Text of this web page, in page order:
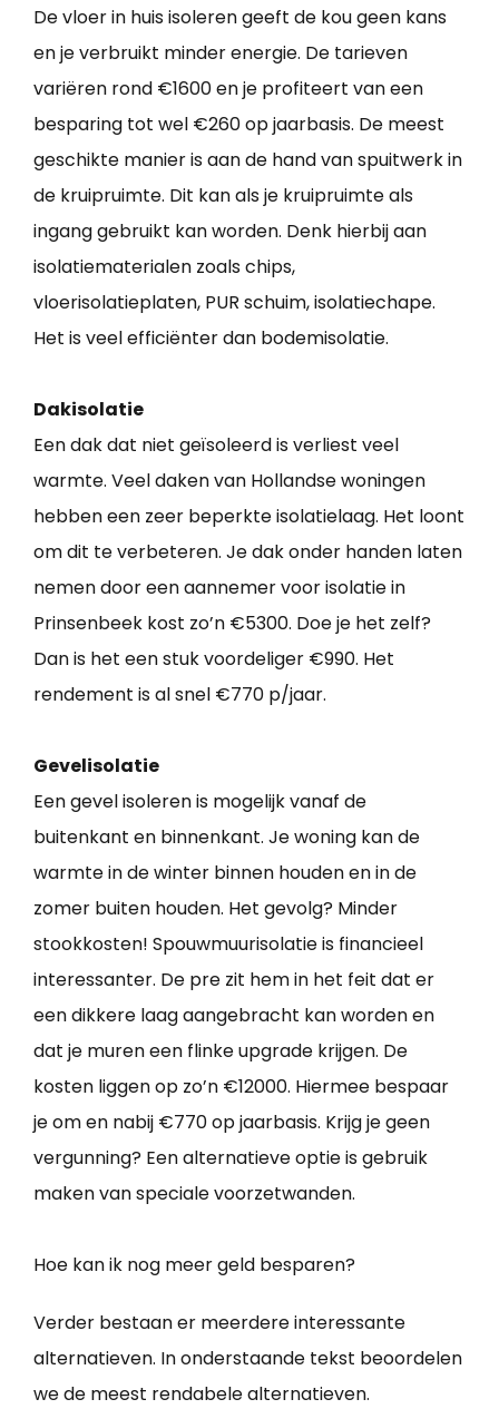
De vloer in huis isoleren geeft de kou geen kans
en je verbruikt minder energie. De tarieven
variëren rond €1600 en je profiteert van een
besparing tot wel €260 op jaarbasis. De meest
geschikte manier is aan de hand van spuitwerk in
de kruipruimte. Dit kan als je kruipruimte als
ingang gebruikt kan worden. Denk hierbij aan
isolatiematerialen zoals chips,
vloerisolatieplaten, PUR schuim, isolatiechape.
Het is veel efficiënter dan bodemisolatie.
Dakisolatie
Een dak dat niet geïsoleerd is verliest veel
warmte. Veel daken van Hollandse woningen
hebben een zeer beperkte isolatielaag. Het loont
om dit te verbeteren. Je dak onder handen laten
nemen door een aannemer voor isolatie in
Prinsenbeek kost zo’n €5300. Doe je het zelf?
Dan is het een stuk voordeliger €990. Het
rendement is al snel €770 p/jaar.
Gevelisolatie
Een gevel isoleren is mogelijk vanaf de
buitenkant en binnenkant. Je woning kan de
warmte in de winter binnen houden en in de
zomer buiten houden. Het gevolg? Minder
stookkosten! Spouwmuurisolatie is financieel
interessanter. De pre zit hem in het feit dat er
een dikkere laag aangebracht kan worden en
dat je muren een flinke upgrade krijgen. De
kosten liggen op zo’n €12000. Hiermee bespaar
je om en nabij €770 op jaarbasis. Krijg je geen
vergunning? Een alternatieve optie is gebruik
maken van speciale voorzetwanden.
Hoe kan ik nog meer geld besparen?
Verder bestaan er meerdere interessante
alternatieven. In onderstaande tekst beoordelen
we de meest rendabele alternatieven.